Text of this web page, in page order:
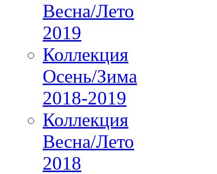
Весна/Лето
2019
Коллекция
Осень/Зима
2018-2019
Коллекция
Весна/Лето
2018